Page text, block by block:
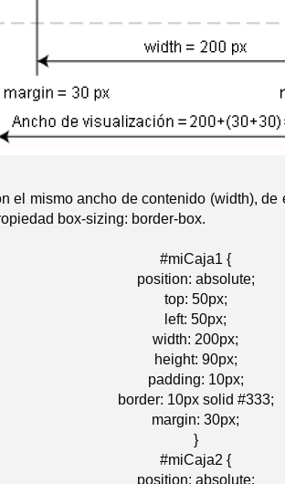
el mismo ancho de contenido (width),
box-sizing: border-box.
#miCaja1 {
position: absolute;
top: 50px;
left: 50px;
width: 200px;
height: 90px;
padding: 10px;
border: 10px solid #333;
margin: 30px;
}
#miCaja2 {
position: absolute;